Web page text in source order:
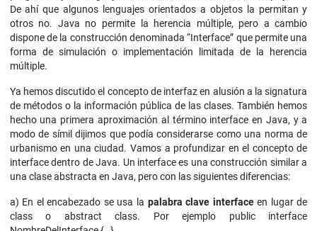
De ahí que algunos lenguajes orientados a objetos la permitan y
otros no. Java no permite la herencia múltiple, pero a cambio
dispone de la construcción denominada “Interface” que permite una
forma de simulación o implementación limitada de la herencia
múltiple.
Ya hemos discutido el concepto de interfaz en alusión a la signatura
de métodos o la información pública de las clases. También hemos
hecho una primera aproximación al término interface en Java, y a
modo de símil dijimos que podía considerarse como una norma de
urbanismo en una ciudad. Vamos a profundizar en el concepto de
interface dentro de Java. Un interface es una construcción similar a
una clase abstracta en Java, pero con las siguientes diferencias:
a) En el encabezado se usa la palabra clave interfaceen lugar de
class o abstract class. Por ejemplo public interface